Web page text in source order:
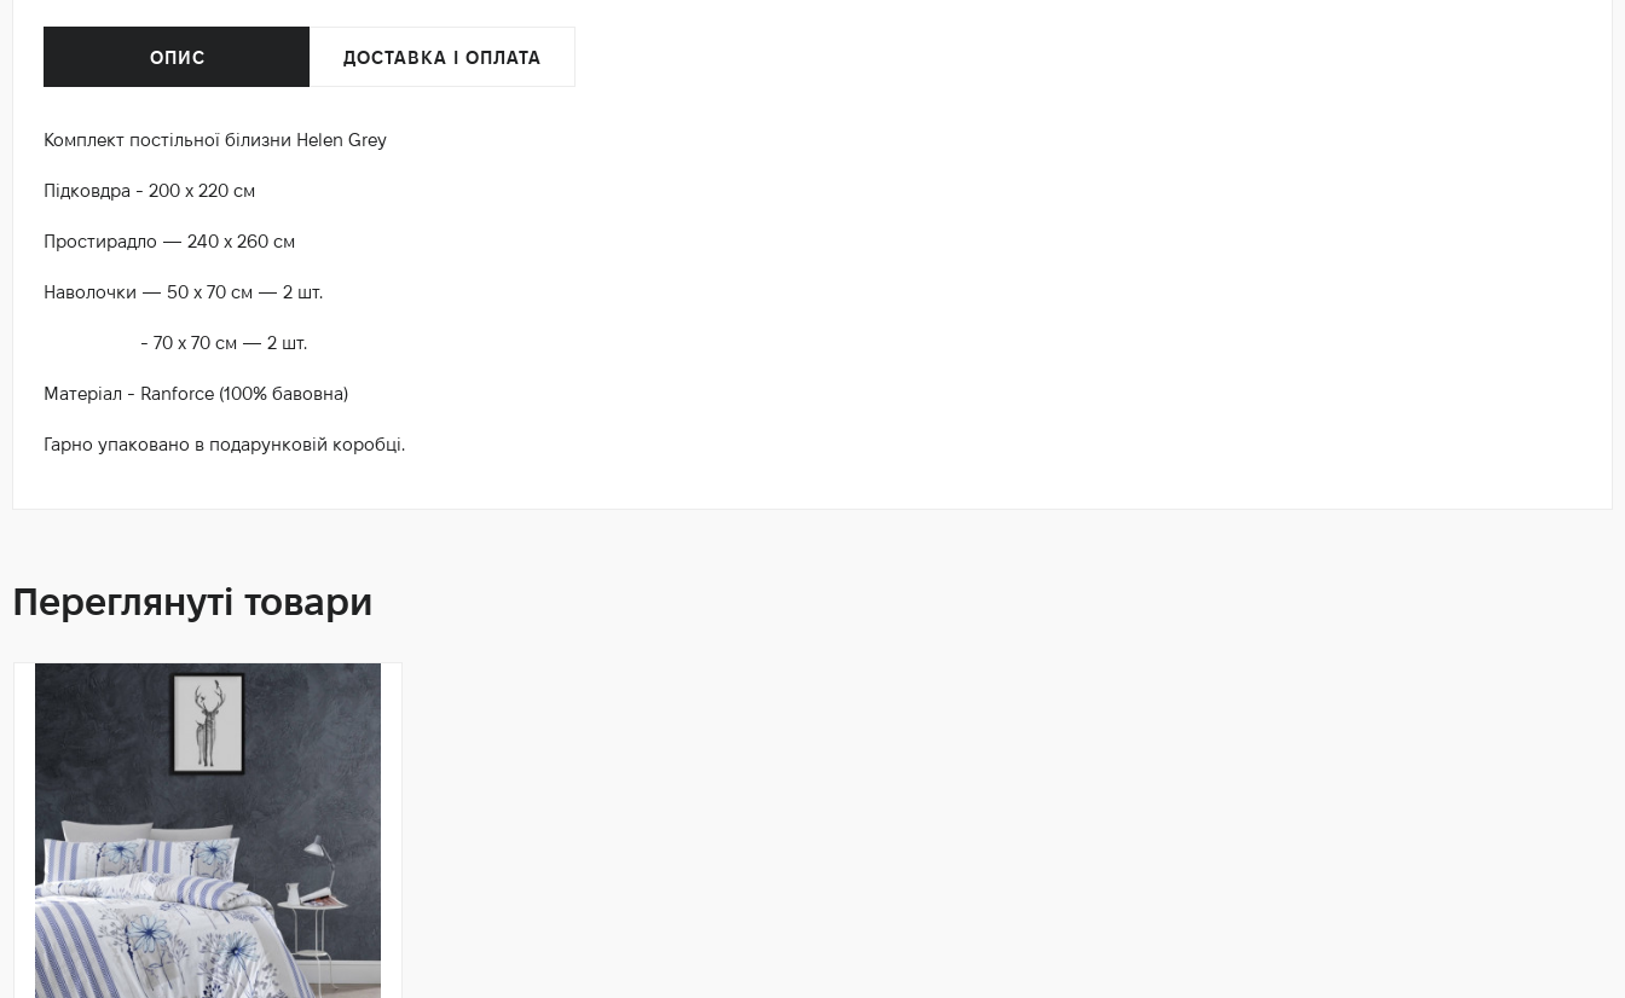
ОПИС ДОСТАВКА І ОПЛАТА
Комплект постільної білизни Helen Grey
Підковдра - 200 х 220 см
Простирадло — 240 х 260 см
Наволочки — 50 х 70 см — 2 шт.
- 70 х 70 см — 2 шт.
Матеріал - Ranforce (100% бавовна)
Гарно упаковано в подарунковій коробці.
Переглянуті товари